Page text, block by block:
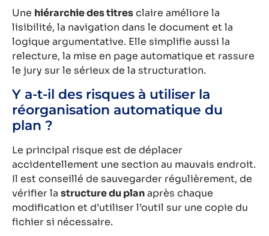
Une hiérarchie des titresclaire améliore la
lisibilité, la navigation dans le document et la
logique argumentative. Elle simplifie aussi la
relecture, la mise en page automatique et rassure
le jury sur le sérieux de la structuration.
Y a-t-il des risques à utiliser la
réorganisation automatique du
plan ?
Le principal risque est de déplacer
accidentellement une section au mauvais endroit.
Il est conseillé de sauvegarder régulièrement, de
vérifier la structure du planaprès chaque
modification et d’utiliser l’outil sur une copie du
fichier si nécessaire.